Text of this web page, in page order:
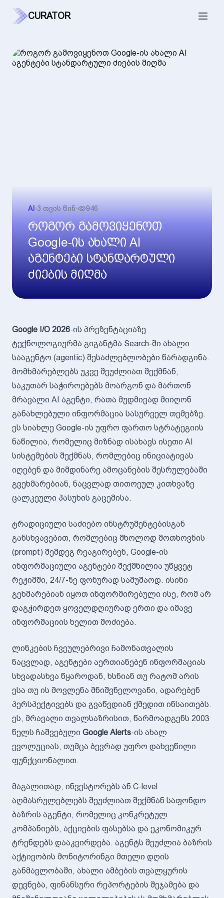
CURATOR
AI •3 თვის წინ• 946
როგორ გამოვიყენოთ
Google-ის ახალი AI
აგენტები სტანდარტული
ძიების მიღმა
Google I/O 2026-ის პრეზენტაციაზე
ტექნოლოგიურმა გიგანტმა Search-ში ახალი
სააგენტო (agentic) შესაძლებლობები წარადგინა.
მომხმარებლებს უკვე შეუძლიათ შექმნან,
საკუთარ საჭიროებებს მოარგონ და მართონ
მრავალი AI აგენტი, რათა მუდმივად მიიღონ
განახლებული ინფორმაცია სასურველ თემებზე.
ეს სიახლე Google-ის უფრო ფართო სტრატეგიის
ნაწილია, რომელიც მიზნად ისახავს ისეთი AI
სისტემების შექმნას, რომლებიც ინიციატივას
იღებენ და მიმდინარე ამოცანების შესრულებაში
გვეხმარებიან, ნაცვლად თითოეულ კითხვაზე
ცალკეული პასუხის გაცემისა.
ტრადიციული საძიებო ინსტრუმენტებისგან
განსხვავებით, რომლებიც მხოლოდ მოთხოვნის
(prompt) შემდეგ რეაგირებენ, Google-ის
ინფორმაციული აგენტები შექმნილია უწყვეტ
რეჟიმში, 24/7-ზე ფონურად სამუშაოდ. ისინი
გეხმარებიან იყოთ ინფორმირებული ისე, რომ არ
დაგჭირდეთ ყოველდღიურად ერთი და იმავე
ინფორმაციის ხელით მოძიება.
ლინკების ჩვეულებრივი ჩამონათვალის
ნაცვლად, აგენტები აერთიანებენ ინფორმაციას
სხვადასხვა წყაროდან, ხსნიან თუ რატომ არის
ესა თუ ის მოვლენა მნიშვნელოვანი, ადარებენ
პერსპექტივებს და გვაწვდიან ქმედით ინსაითებს.
ეს, მრავალი თვალსაზრისით, წარმოადგენს 2003
წელს ჩაშვებული Google Alerts-ის ახალ
ევოლუციას, თუმცა ბევრად უფრო დახვეწილი
ფუნქციონალით.
მაგალითად, ინვესტორებს ან C-level
აღმასრულებლებს შეუძლიათ შექმნან საფონდო
ბაზრის აგენტი, რომელიც კონკრეტულ
კომპანიებს, აქციების ფასებსა და ეკონომიკურ
ტრენდებს დააკვირდება. აგენტს შეუძლია ბაზრის
აქტივობის მონიტორინგი მთელი დღის
განმავლობაში, ახალი ამბების თვალყურის
დევნება, ფინანსური რეპორტების შეჯამება და